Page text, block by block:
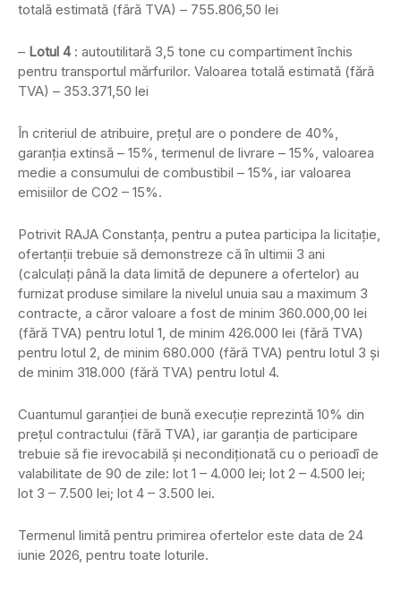
totală estimată (fără TVA) – 755.806,50 lei
– Lotul 4: autoutilitară 3,5 tone cu compartiment închis
pentru transportul mărfurilor. Valoarea totală estimată (fără
TVA) – 353.371,50 lei
În criteriul de atribuire, prețul are o pondere de 40%,
garanția extinsă – 15%, termenul de livrare – 15%, valoarea
medie a consumului de combustibil – 15%, iar valoarea
emisiilor de CO2 – 15%.
Potrivit RAJA Constanța, pentru a putea participa la licitație,
ofertanții trebuie să demonstreze că în ultimii 3 ani
(calculați până la data limită de depunere a ofertelor) au
furnizat produse similare la nivelul unuia sau a maximum 3
contracte, a căror valoare a fost de minim 360.000,00 lei
(fără TVA) pentru lotul 1, de minim 426.000 lei (fără TVA)
pentru lotul 2, de minim 680.000 (fără TVA) pentru lotul 3 și
de minim 318.000 (fără TVA) pentru lotul 4.
Cuantumul garanției de bună execuție reprezintă 10% din
prețul contractului (fără TVA), iar garanția de participare
trebuie să fie irevocabilă și necondiționată cu o perioadî de
valabilitate de 90 de zile: lot 1 – 4.000 lei; lot 2 – 4.500 lei;
lot 3 – 7.500 lei; lot 4 – 3.500 lei.
Termenul limită pentru primirea ofertelor este data de 24
iunie 2026, pentru toate loturile.